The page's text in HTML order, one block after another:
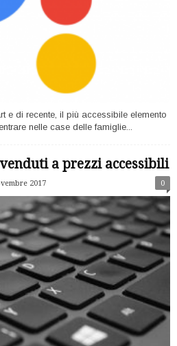
e di recente, il più accessibile elemento
nelle case delle famiglie...
a prezzi accessibili
2017 0